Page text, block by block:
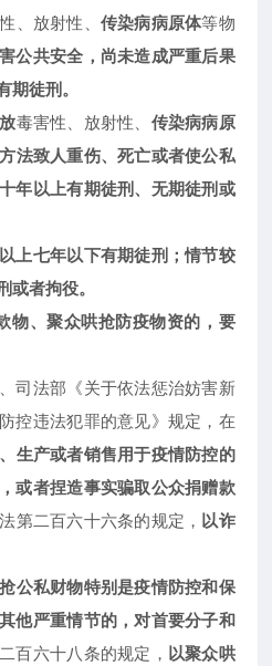
、放射性、 传染病病原体等物
公共安全，尚未造成严重后果
期徒刑。
毒害性、放射性、 传染病病原
法致人重伤、死亡或者使公私
年以上有期徒刑、无期徒刑或
上七年以下有期徒刑；情节较
或者拘役。
物、聚众哄抢防疫物资的，要
司法部《关于依法惩治妨害新
控违法犯罪的意见》规定，在
生产或者销售用于疫情防控的
或者捏造事实骗取公众捐赠款
第二百六十六条的规定， 以诈
公私财物特别是疫情防控和保
他严重情节的，对首要分子和
百六十八条的规定， 以聚众哄